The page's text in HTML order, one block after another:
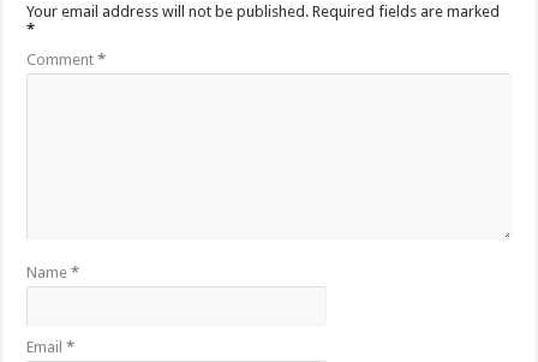
Your email address will not be published. Required fields are marked
*
Comment*
Name*
Email*